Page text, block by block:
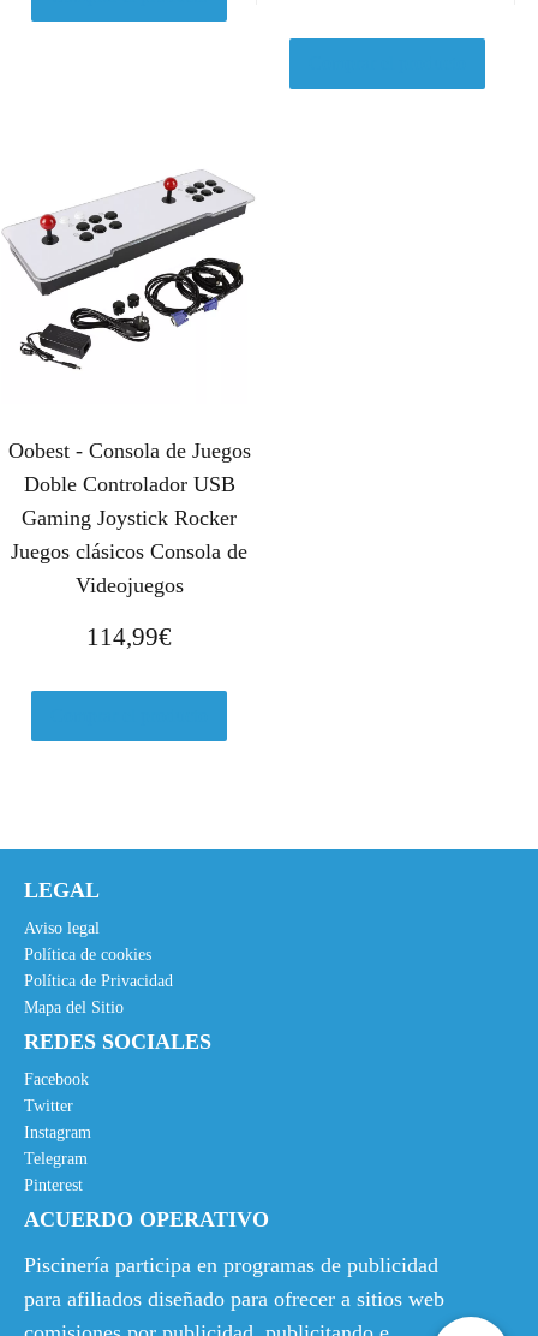
Oobest - Consola de Juegos
Doble Controlador USB
Gaming Joystick Rocker
Juegos clásicos Consola de
Videojuegos
114,99€
LEGAL
Aviso legal
Política de cookies
Política de Privacidad
Mapa del Sitio
REDES SOCIALES
Facebook
Twitter
Instagram
Telegram
Pinterest
ACUERDO OPERATIVO
Piscinería participa en programas de publicidad
para afiliados diseñado para ofrecer a sitios web